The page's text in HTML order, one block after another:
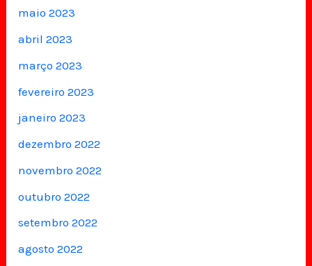
maio 2023
abril 2023
março 2023
fevereiro 2023
janeiro 2023
dezembro 2022
novembro 2022
outubro 2022
setembro 2022
agosto 2022